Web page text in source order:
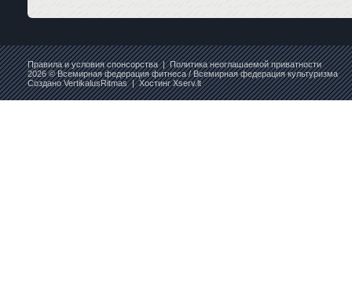
Правила и условия спонсорства|Политика неоглашаемой приватности
2026 © Всемирная федерация фитнеса / Всемирная федерация культуризма
СозданоVertikalusRitmas| ХостингXserv.lt